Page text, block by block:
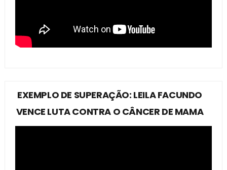
EXEMPLO DE SUPERAÇÃO: LEILA FACUNDO
VENCE LUTA CONTRA O CÂNCER DE MAMA